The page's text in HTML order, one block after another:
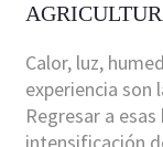
Calor, luz,
experiencia son
Regresar a